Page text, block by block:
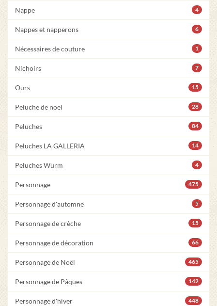
Nappe 4
Nappes et napperons 6
Nécessaires de couture 1
Nichoirs 7
Ours 15
Peluche de noël 28
Peluches 84
Peluches LA GALLERIA 14
Peluches Wurm 4
Personnage 475
Personnage d'automne 5
Personnage de crèche 15
Personnage de décoration 66
Personnage de Noël 465
Personnage de Pâques 142
Personnage d'hiver 448